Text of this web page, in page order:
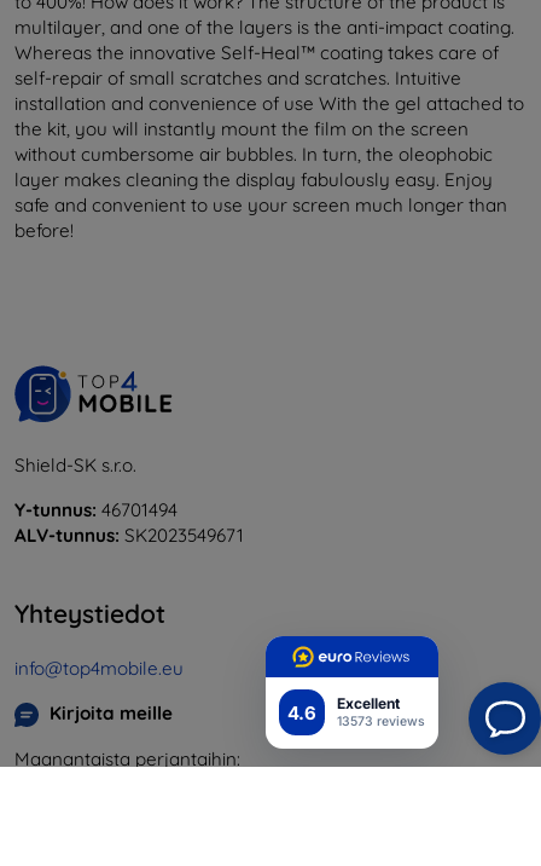
4.6 Excellent
13573 reviews
multilayer, and one of the layers is the anti-impact coating.
Whereas the innovative Self-Heal™ coating takes care of
self-repair of small scratches and scratches. Intuitive
installation and convenience of use With the gel attached to
the kit, you will instantly mount the film on the screen
without cumbersome air bubbles. In turn, the oleophobic
layer makes cleaning the display fabulously easy. Enjoy
safe and convenient to use your screen much longer than
before!
Shield-SK s.r.o.
Y-tunnus: 46701494
ALV-tunnus: SK2023549671
Yhteystiedot
info@top4mobile.eu
Kirjoita meille
Maanantaista perjantaihin: